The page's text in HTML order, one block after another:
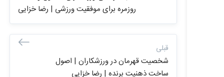
روزمره برای موفقیت ورزشی | رضا خزایی
قبلی
شخصیت قهرمان در ورزشکاران | اصول
ساخت ذهنیت برنده | رضا خزایی